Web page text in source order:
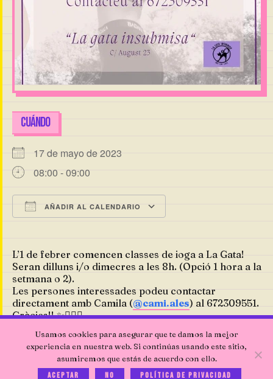
CUÁNDO
17 de mayo de 2023
08:00 - 09:00
AÑADIR AL CALENDARIO
L’1 de febrer comencen classes de ioga a La Gata!
Seran dilluns i/o dimecres a les 8h. (Opció 1 hora a la
setmana o 2).
Les persones interessades podeu contactar
directament amb Camila (@cami.ales) al 672309551.
Gràcies!! ✨🧘🏻‍♀️
Usamos cookies para asegurar que te damos la mejor
experiencia en nuestra web. Si continúas usando este sitio,
asumiremos que estás de acuerdo con ello.
Aceptar
No Política de privacidad